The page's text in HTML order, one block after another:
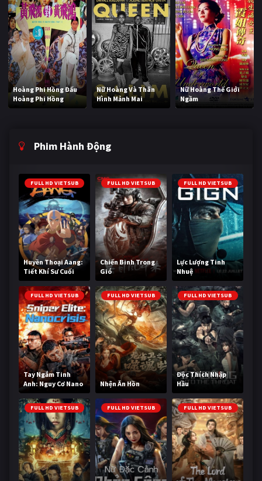
Hoàng Phi Hồng Đấu
Hoàng Phi Hồng
Nữ Hoàng Và Thân
Hình Mảnh Mai
Nữ Hoàng Thế Giới
Ngầm
Phim Hành Động
FULL HD VIETSUB
Huyền Thoại Aang:
Tiết Khí Sư Cuối
Cùng
FULL HD VIETSUB
Chiến Binh Trong
Gió
FULL HD VIETSUB
Lực Lượng Tinh
Nhuệ
FULL HD VIETSUB
Tay Ngắm Tinh
Anh: Nguy Cơ Nano
FULL HD VIETSUB
Nhện Ăn Hồn
FULL HD VIETSUB
Độc Thích Nhập
Hầu
FULL HD VIETSUB FULL HD VIETSUB FULL HD VIETSUB